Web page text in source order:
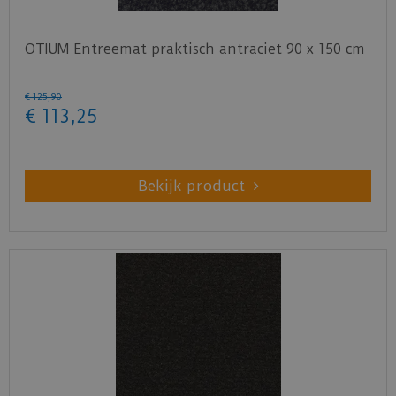
OTIUM Entreemat praktisch antraciet 90 x 150 cm
€ 125,90
€ 113 ,25
Bekijk product